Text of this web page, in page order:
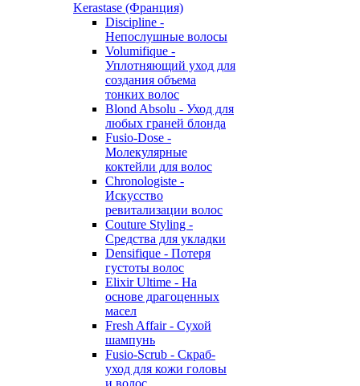
Kerastase (Франция)
Discipline -
Непослушные волосы
Volumifique -
Уплотняющий уход для
создания объема
тонких волос
Blond Absolu - Уход для
любых граней блонда
Fusio-Dose -
Молекулярные
коктейли для волос
Chronologiste -
Искусство
ревитализации волос
Couture Styling -
Средства для укладки
Densifique - Потеря
густоты волос
Elixir Ultime - На
основе драгоценных
масел
Fresh Affair - Сухой
шампунь
Fusio-Scrub - Скраб-
уход для кожи головы
и волос